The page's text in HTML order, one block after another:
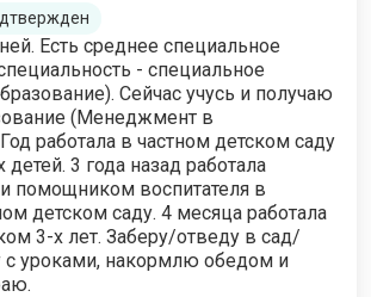
Есть среднее специальное
- специальное
Сейчас учусь и получаю
(Менеджмент в
работала в частном детском саду
3 года назад работала
помощником воспитателя в
детском саду. 4 месяца работала
3-х лет. Заберу/отведу в сад/
с уроками, накормлю обедом и